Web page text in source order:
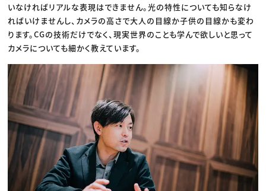
いなければリアルな表現はできません。光の特性についても知らなけ
ればいけませんし、カメラの高さで大人の目線か子供の目線かも変わ
ります。CGの技術だけでなく、現実世界のことも学んで欲しいと思って
カメラについても細かく教えています。